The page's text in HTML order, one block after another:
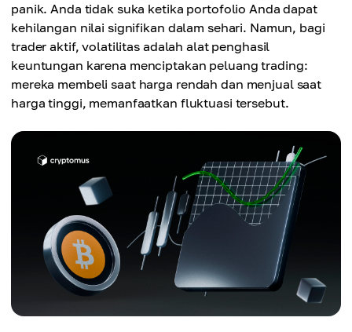
panik. Anda tidak suka ketika portofolio Anda dapat
kehilangan nilai signifikan dalam sehari. Namun, bagi
trader aktif, volatilitas adalah alat penghasil
keuntungan karena menciptakan peluang trading:
mereka membeli saat harga rendah dan menjual saat
harga tinggi, memanfaatkan fluktuasi tersebut.